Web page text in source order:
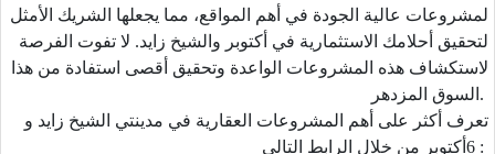
لمشروعات عالية الجودة في أهم المواقع، مما يجعلها الشريك الأمثل
لتحقيق أحلامك الاستثمارية في أكتوبر والشيخ زايد. لا تفوت الفرصة
لاستكشاف هذه المشروعات الواعدة وتحقيق أقصى استفادة من هذا
السوق المزدهر.
تعرف أكثر على أهم المشروعات العقارية في مدينتي الشيخ زايد و
6أكتوبر من خلال الرابط التالي :